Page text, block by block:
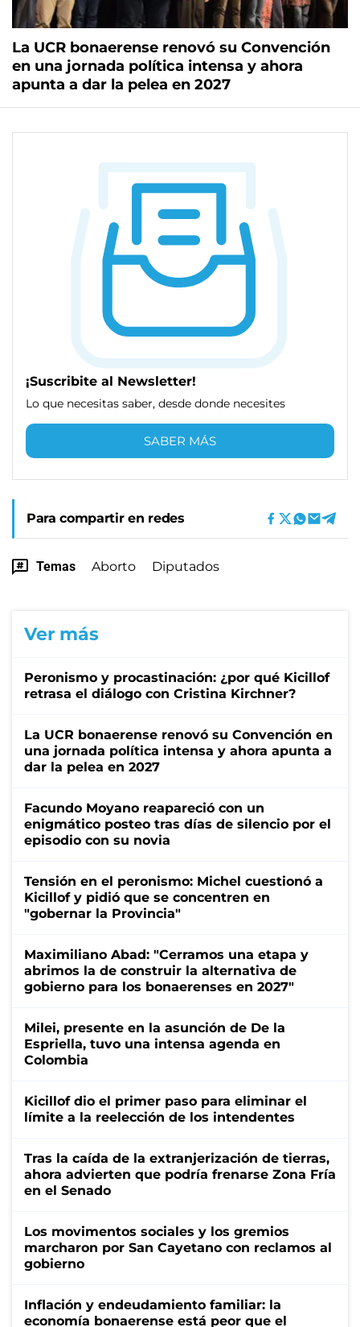
La UCR bonaerense renovó su Convención
en una jornada política intensa y ahora
apunta a dar la pelea en 2027
¡Suscribite al Newsletter!
Lo que necesitas saber, desde donde necesites
SABER MÁS
Para compartir en redes
Temas Aborto Diputados
Ver más
Peronismo y procastinación: ¿por qué Kicillof
retrasa el diálogo con Cristina Kirchner?
La UCR bonaerense renovó su Convención en
una jornada política intensa y ahora apunta a
dar la pelea en 2027
Facundo Moyano reapareció con un
enigmático posteo tras días de silencio por el
episodio con su novia
Tensión en el peronismo: Michel cuestionó a
Kicillof y pidió que se concentren en
"gobernar la Provincia"
Maximiliano Abad: "Cerramos una etapa y
abrimos la de construir la alternativa de
gobierno para los bonaerenses en 2027"
Milei, presente en la asunción de De la
Espriella, tuvo una intensa agenda en
Colombia
Kicillof dio el primer paso para eliminar el
límite a la reelección de los intendentes
Tras la caída de la extranjerización de tierras,
ahora advierten que podría frenarse Zona Fría
en el Senado
Los movimentos sociales y los gremios
marcharon por San Cayetano con reclamos al
gobierno
Inflación y endeudamiento familiar: la
economía bonaerense está peor que el